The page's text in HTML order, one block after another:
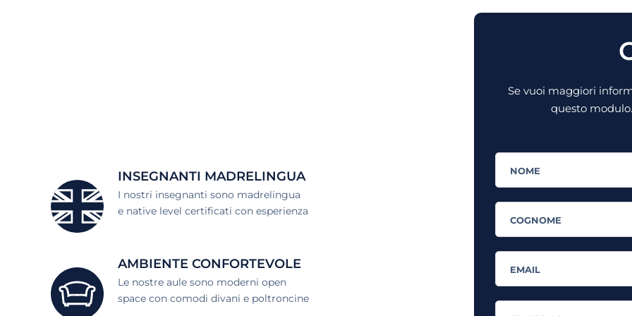
INSEGNANTI MADRELINGUA
I nostri insegnanti sono madrelingua
e native level certificati con esperienza
AMBIENTE CONFORTEVOLE
Le nostre aule sono moderni open
space con comodi divani e poltroncine
Se vuoi maggiori
questo